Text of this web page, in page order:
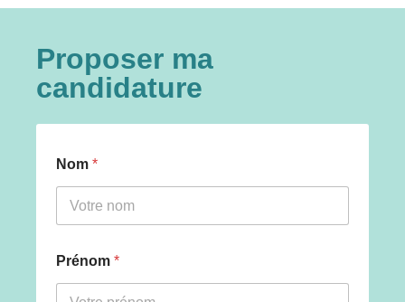
Proposer ma
candidature
Nom *
Prénom *